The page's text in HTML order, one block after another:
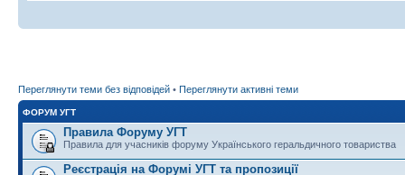
Переглянути теми без відповідей • Переглянути активні теми
ФОРУМ УГТ
Правила Форуму УГТ
Правила для учасників форуму Українського геральдичного товариства
Реєстрація на Форумі УГТ та пропозиції